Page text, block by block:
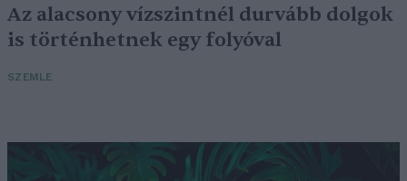
Az alacsony vízszintnél durvább dolgok
is történhetnek egy folyóval
SZEMLE